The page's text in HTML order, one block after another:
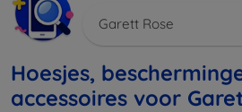
Garett Rose
Hoesjes,
accessoires voor